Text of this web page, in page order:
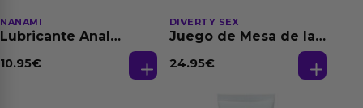
NANAMI
Lubricante Anal
Dilatación Base Agua
10.95€
DIVERTY SEX
Juego de Mesa de las
24.95€